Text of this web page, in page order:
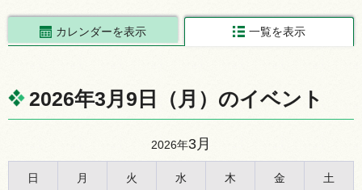
カレンダーを表示 一覧を表示
2026年3月9日（月）のイベント
2026年3月
日 月 火 水 木 金 土